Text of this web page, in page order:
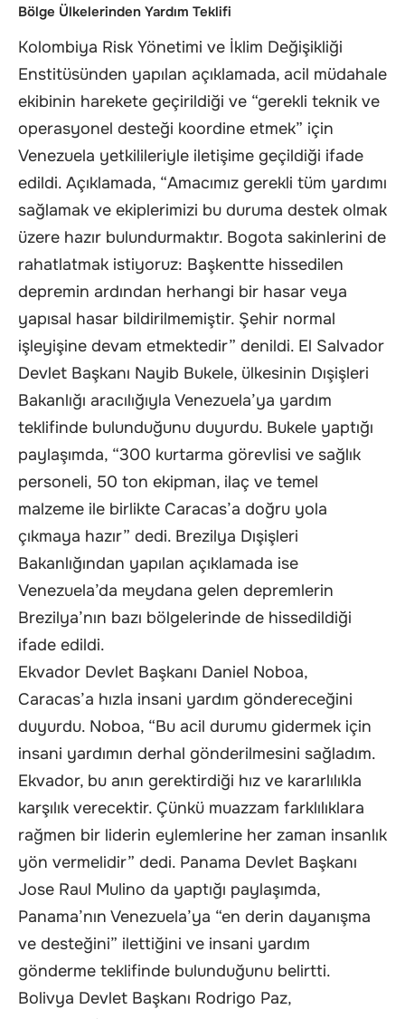
Bölge Ülkelerinden Yardım Teklifi
Kolombiya Risk Yönetimi ve İklim Değişikliği
Enstitüsünden yapılan açıklamada, acil müdahale
ekibinin harekete geçirildiği ve “gerekli teknik ve
operasyonel desteği koordine etmek” için
Venezuela yetkilileriyle iletişime geçildiği ifade
edildi. Açıklamada, “Amacımız gerekli tüm yardımı
sağlamak ve ekiplerimizi bu duruma destek olmak
üzere hazır bulundurmaktır. Bogota sakinlerini de
rahatlatmak istiyoruz: Başkentte hissedilen
depremin ardından herhangi bir hasar veya
yapısal hasar bildirilmemiştir. Şehir normal
işleyişine devam etmektedir” denildi. El Salvador
Devlet Başkanı Nayib Bukele, ülkesinin Dışişleri
Bakanlığı aracılığıyla Venezuela’ya yardım
teklifinde bulunduğunu duyurdu. Bukele yaptığı
paylaşımda, “300 kurtarma görevlisi ve sağlık
personeli, 50 ton ekipman, ilaç ve temel
malzeme ile birlikte Caracas’a doğru yola
çıkmaya hazır” dedi. Brezilya Dışişleri
Bakanlığından yapılan açıklamada ise
Venezuela’da meydana gelen depremlerin
Brezilya’nın bazı bölgelerinde de hissedildiği
ifade edildi.
Ekvador Devlet Başkanı Daniel Noboa,
Caracas’a hızla insani yardım göndereceğini
duyurdu. Noboa, “Bu acil durumu gidermek için
insani yardımın derhal gönderilmesini sağladım.
Ekvador, bu anın gerektirdiği hız ve kararlılıkla
karşılık verecektir. Çünkü muazzam farklılıklara
rağmen bir liderin eylemlerine her zaman insanlık
yön vermelidir” dedi. Panama Devlet Başkanı
Jose Raul Mulino da yaptığı paylaşımda,
Panama’nın Venezuela’ya “en derin dayanışma
ve desteğini” ilettiğini ve insani yardım
gönderme teklifinde bulunduğunu belirtti.
Bolivya Devlet Başkanı Rodrigo Paz,